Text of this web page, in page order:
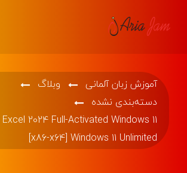
آموزش زبان آلمانی
وبلاگ
دسته‌بندی نشده
2024 Full-Activated Windows 11
[x86-x64] Windows 11 Unlimited